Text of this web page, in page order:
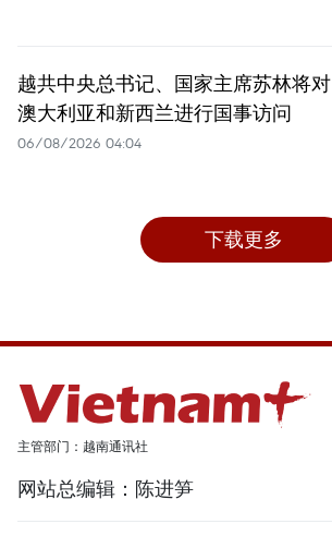
越共中央总书记、国家主席苏林将对
澳大利亚和新西兰进行国事访问
06/08/2026 04:04
下载更多
主管部门：越南通讯社
网站总编辑：陈进笋